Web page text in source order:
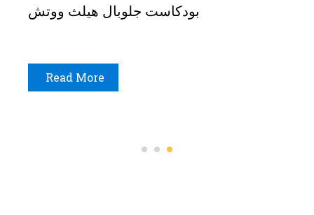
بودكاست جلوبال هيلث ووتش
Read More